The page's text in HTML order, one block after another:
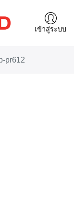
เข้าสู่ระบบ
pr612